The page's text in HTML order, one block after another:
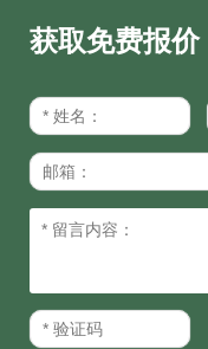
获取免费报价